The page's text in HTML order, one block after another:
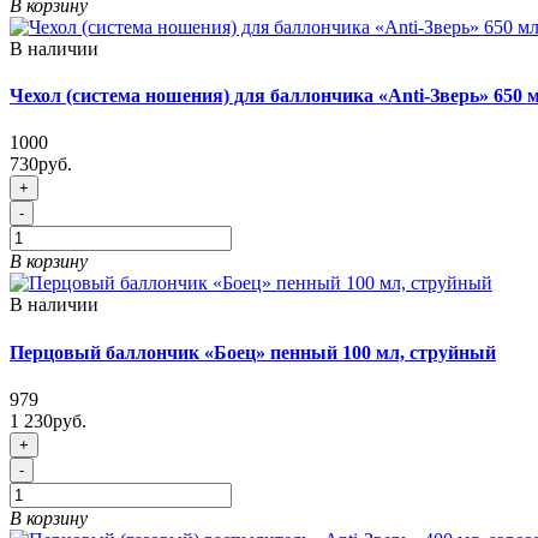
В корзину
В наличии
Чехол (система ношения) для баллончика «Anti-Зверь» 650
1000
730руб.
+
-
В корзину
В наличии
Перцовый баллончик «Боец» пенный 100 мл, струйный
979
1 230руб.
+
-
В корзину